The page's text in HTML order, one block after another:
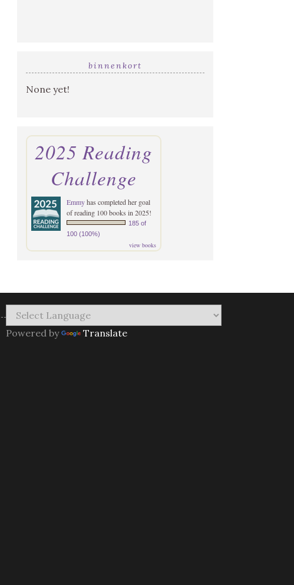
binnenkort
None yet!
2025 Reading
Challenge
Emmyhas completed her goal
of reading 100 books in 2025!
185 of
100 (100%)
view books
Powered by Translate